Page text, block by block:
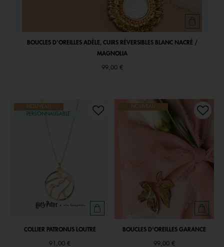
BOUCLES D'OREILLES ADÈLE, CUIRS RÉVERSIBLES BLANC NACRÉ /
MAGNOLIA
99,00 €
NOUVEAU
PERSONNALISABLE
COLLIER PATRONUS LOUTRE
91,00 €
NOUVEAU
BOUCLES D'OREILLES GARANCE
99,00 €